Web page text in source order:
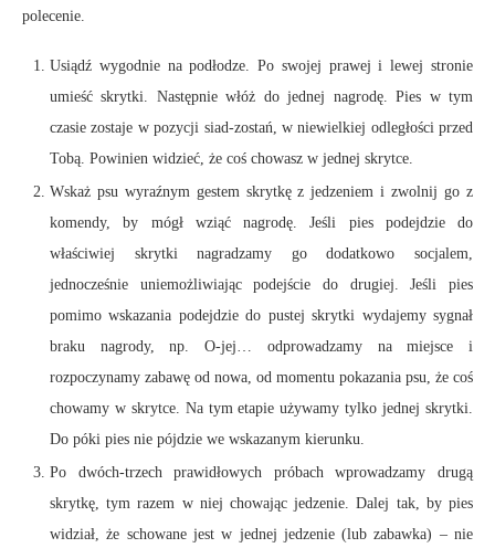
polecenie.
Usiądź wygodnie na podłodze. Po swojej prawej i lewej stronie
umieść skrytki. Następnie włóż do jednej nagrodę. Pies w tym
czasie zostaje w pozycji siad-zostań, w niewielkiej odległości przed
Tobą. Powinien widzieć, że coś chowasz w jednej skrytce.
Wskaż psu wyraźnym gestem skrytkę z jedzeniem i zwolnij go z
komendy, by mógł wziąć nagrodę. Jeśli pies podejdzie do
właściwiej skrytki nagradzamy go dodatkowo socjalem,
jednocześnie uniemożliwiając podejście do drugiej. Jeśli pies
pomimo wskazania podejdzie do pustej skrytki wydajemy sygnał
braku nagrody, np. O-jej… odprowadzamy na miejsce i
rozpoczynamy zabawę od nowa, od momentu pokazania psu, że coś
chowamy w skrytce. Na tym etapie używamy tylko jednej skrytki.
Do póki pies nie pójdzie we wskazanym kierunku.
Po dwóch-trzech prawidłowych próbach wprowadzamy drugą
skrytkę, tym razem w niej chowając jedzenie. Dalej tak, by pies
widział, że schowane jest w jednej jedzenie (lub zabawka) – nie